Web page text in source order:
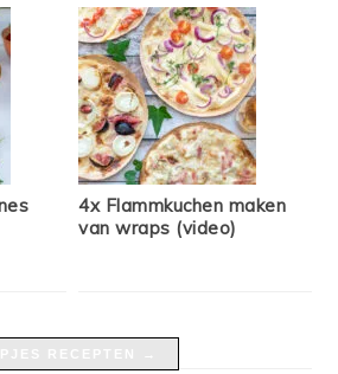
4x Flammkuchen maken
van wraps (video)